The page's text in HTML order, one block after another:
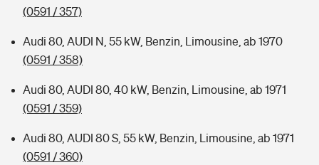
(0591 / 357)
Audi 80, AUDI N, 55 kW, Benzin, Limousine, ab 1970
(0591 / 358)
Audi 80, AUDI 80, 40 kW, Benzin, Limousine, ab 1971
(0591 / 359)
Audi 80, AUDI 80 S, 55 kW, Benzin, Limousine, ab 1971
(0591 / 360)